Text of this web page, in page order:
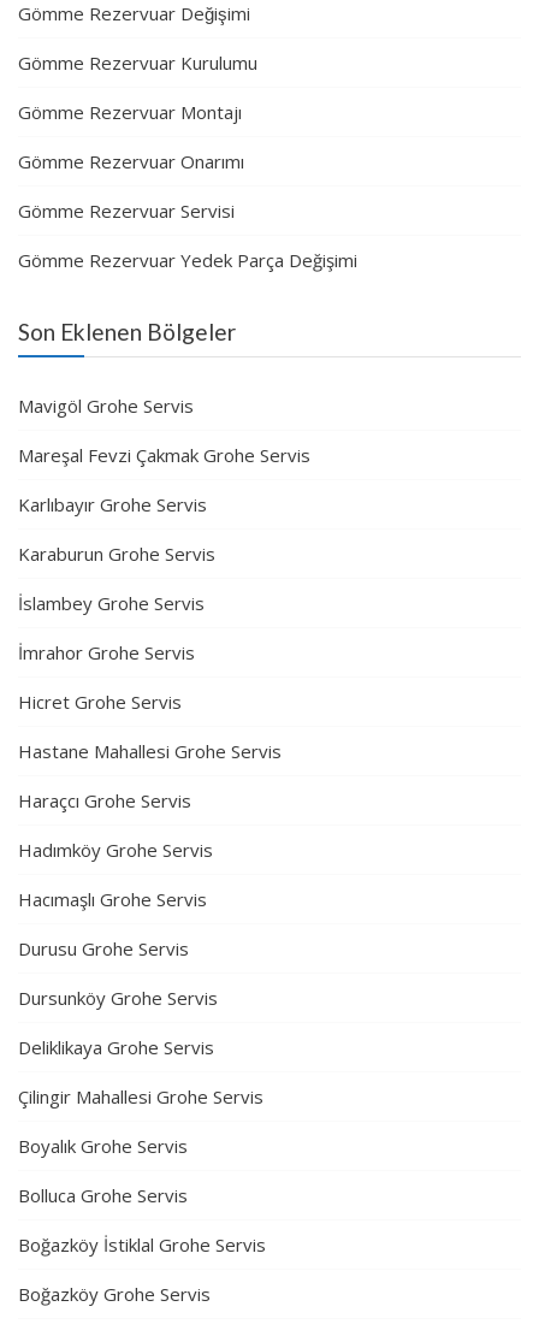
Gömme Rezervuar Değişimi
Gömme Rezervuar Kurulumu
Gömme Rezervuar Montajı
Gömme Rezervuar Onarımı
Gömme Rezervuar Servisi
Gömme Rezervuar Yedek Parça Değişimi
Son Eklenen Bölgeler
Mavigöl Grohe Servis
Mareşal Fevzi Çakmak Grohe Servis
Karlıbayır Grohe Servis
Karaburun Grohe Servis
İslambey Grohe Servis
İmrahor Grohe Servis
Hicret Grohe Servis
Hastane Mahallesi Grohe Servis
Haraçcı Grohe Servis
Hadımköy Grohe Servis
Hacımaşlı Grohe Servis
Durusu Grohe Servis
Dursunköy Grohe Servis
Deliklikaya Grohe Servis
Çilingir Mahallesi Grohe Servis
Boyalık Grohe Servis
Bolluca Grohe Servis
Boğazköy İstiklal Grohe Servis
Boğazköy Grohe Servis